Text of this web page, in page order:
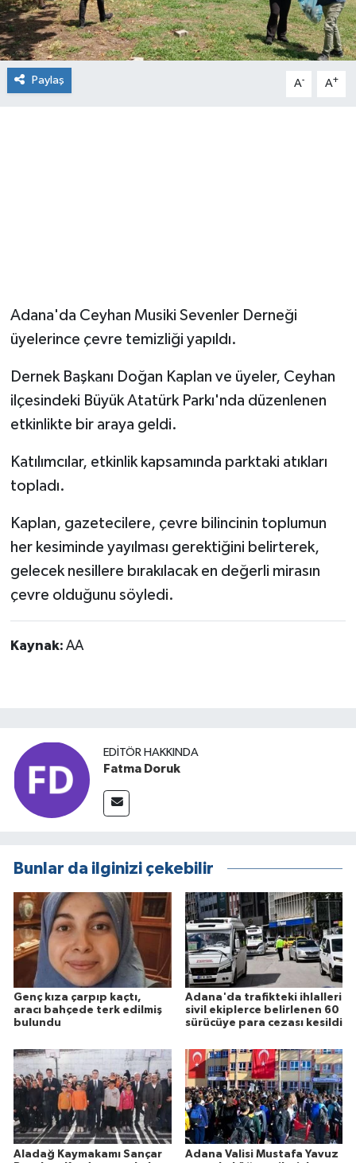
Paylaş A- A+
Adana'da Ceyhan Musiki Sevenler Derneği
üyelerince çevre temizliği yapıldı.
Dernek Başkanı Doğan Kaplan ve üyeler, Ceyhan
ilçesindeki Büyük Atatürk Parkı'nda düzenlenen
etkinlikte bir araya geldi.
Katılımcılar, etkinlik kapsamında parktaki atıkları
topladı.
Kaplan, gazetecilere, çevre bilincinin toplumun
her kesiminde yayılması gerektiğini belirterek,
gelecek nesillere bırakılacak en değerli mirasın
çevre olduğunu söyledi.
Kaynak: AA
EDITÖR HAKKINDA
Fatma Doruk
Bunlar da ilginizi çekebilir
Genç kıza çarpıp kaçtı,
aracı bahçede terk edilmiş
bulundu
Adana'da trafikteki ihlalleri
sivil ekiplerce belirlenen 60
sürücüye para cezası kesildi
Aladağ Kaymakamı Sançar
Adana Valisi Mustafa Yavuz